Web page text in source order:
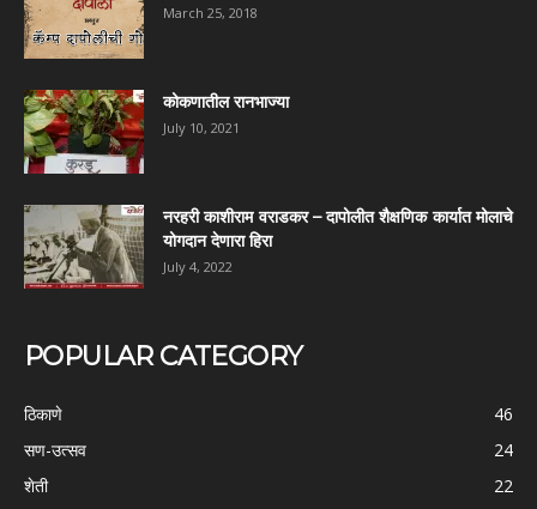
March 25, 2018
कोकणातील रानभाज्या
July 10, 2021
नरहरी काशीराम वराडकर – दापोलीत शैक्षणिक कार्यात मोलाचे
योगदान देणारा हिरा
July 4, 2022
POPULAR CATEGORY
ठिकाणे
46
सण-उत्सव
24
शेती
22